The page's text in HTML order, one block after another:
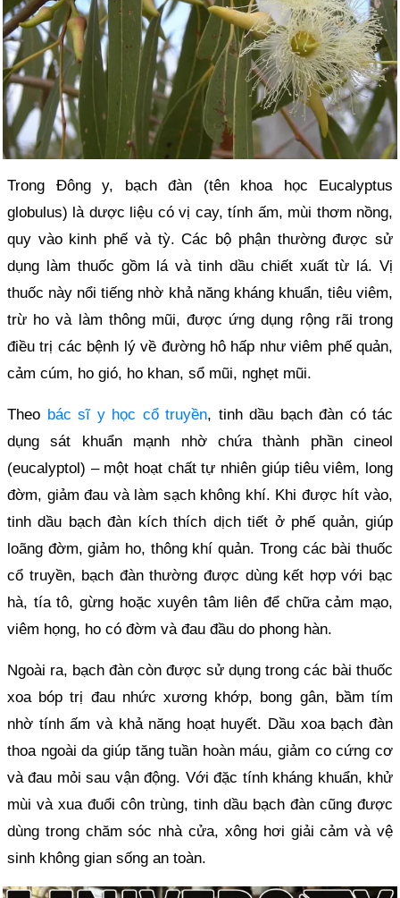
Trong Đông y, bạch đàn (tên khoa học Eucalyptus
globulus) là dược liệu có vị cay, tính ấm, mùi thơm nồng,
quy vào kinh phế và tỳ. Các bộ phận thường được sử
dụng làm thuốc gồm lá và tinh dầu chiết xuất từ lá. Vị
thuốc này nổi tiếng nhờ khả năng kháng khuẩn, tiêu viêm,
trừ ho và làm thông mũi, được ứng dụng rộng rãi trong
điều trị các bệnh lý về đường hô hấp như viêm phế quản,
cảm cúm, ho gió, ho khan, sổ mũi, nghẹt mũi.
Theo bác sĩ y học cổ truyền, tinh dầu bạch đàn có tác
dụng sát khuẩn mạnh nhờ chứa thành phần cineol
(eucalyptol) – một hoạt chất tự nhiên giúp tiêu viêm, long
đờm, giảm đau và làm sạch không khí. Khi được hít vào,
tinh dầu bạch đàn kích thích dịch tiết ở phế quản, giúp
loãng đờm, giảm ho, thông khí quản. Trong các bài thuốc
cổ truyền, bạch đàn thường được dùng kết hợp với bạc
hà, tía tô, gừng hoặc xuyên tâm liên để chữa cảm mạo,
viêm họng, ho có đờm và đau đầu do phong hàn.
Ngoài ra, bạch đàn còn được sử dụng trong các bài thuốc
xoa bóp trị đau nhức xương khớp, bong gân, bầm tím
nhờ tính ấm và khả năng hoạt huyết. Dầu xoa bạch đàn
thoa ngoài da giúp tăng tuần hoàn máu, giảm co cứng cơ
và đau mỏi sau vận động. Với đặc tính kháng khuẩn, khử
mùi và xua đuổi côn trùng, tinh dầu bạch đàn cũng được
dùng trong chăm sóc nhà cửa, xông hơi giải cảm và vệ
sinh không gian sống an toàn.